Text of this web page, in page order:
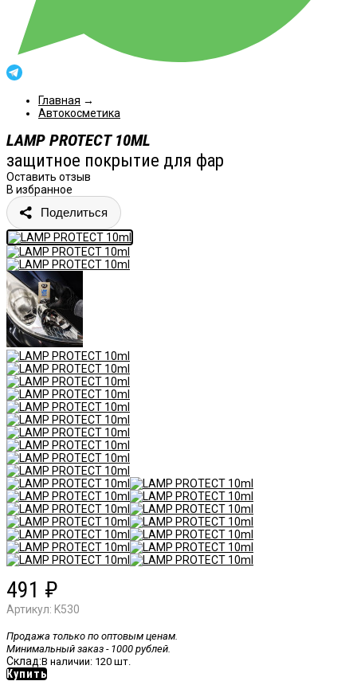
Главная →
Автокосметика
LAMP PROTECT 10ML
защитное покрытие для фар
Оставить отзыв
В избранное
Поделиться
491 ₽
Артикул: K530
Продажа только по оптовым ценам.
Минимальный заказ - 1000 рублей.
Склад:В наличии: 120 шт.
Купить